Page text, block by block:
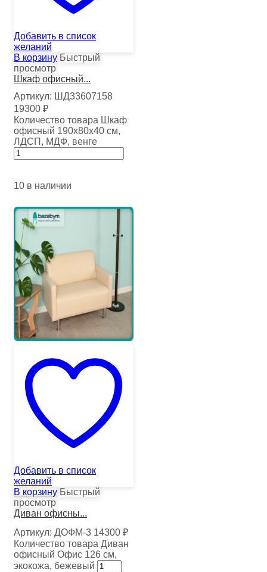
Добавить в список
желаний
В корзину Быстрый
просмотр
Шкаф офисный...
Артикул: ШД33607158
19300 ₽
Количество товара Шкаф
офисный 190х80х40 см,
ЛДСП, МДФ, венге
10 в наличии
Добавить в список
желаний
В корзину Быстрый
просмотр
Диван офисны...
Артикул: ДОФМ-3 14300 ₽
Количество товара Диван
офисный Офис 126 см,
экокожа, бежевый